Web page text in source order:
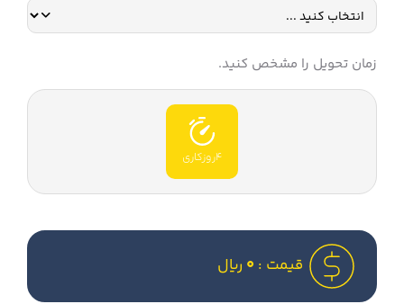
زمان تحویل را مشخص کنید.
4روزکاری
قیمت : 0 ریال